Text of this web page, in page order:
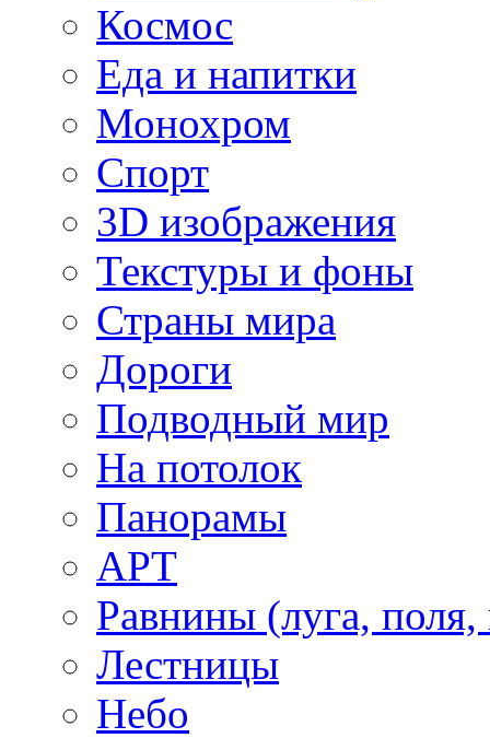
Космос
Еда и напитки
Монохром
Спорт
3D изображения
Текстуры и фоны
Страны мира
Дороги
Подводный мир
На потолок
Панорамы
АРТ
Равнины (луга,
Лестницы
Небо